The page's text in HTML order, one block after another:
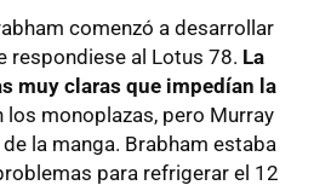
comenzó a desarrollar
respondiese al Lotus 78. La
muy claras que impedían la
los monoplazas, pero Murray
la manga. Brabham estaba
para refrigerar el 12